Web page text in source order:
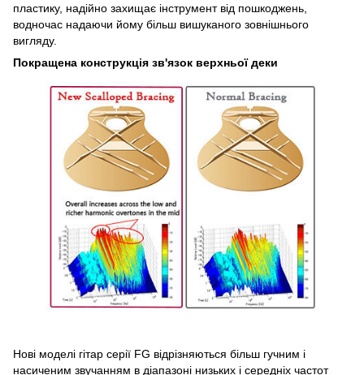
пластику, надійно захищає інструмент від пошкоджень,
водночас надаючи йому більш вишуканого зовнішнього
вигляду.
Покращена конструкція зв'язок верхньої деки
Нові моделі гітар серії FG відрізняються більш гучним і
насиченим звучанням в діапазоні низьких і середніх частот